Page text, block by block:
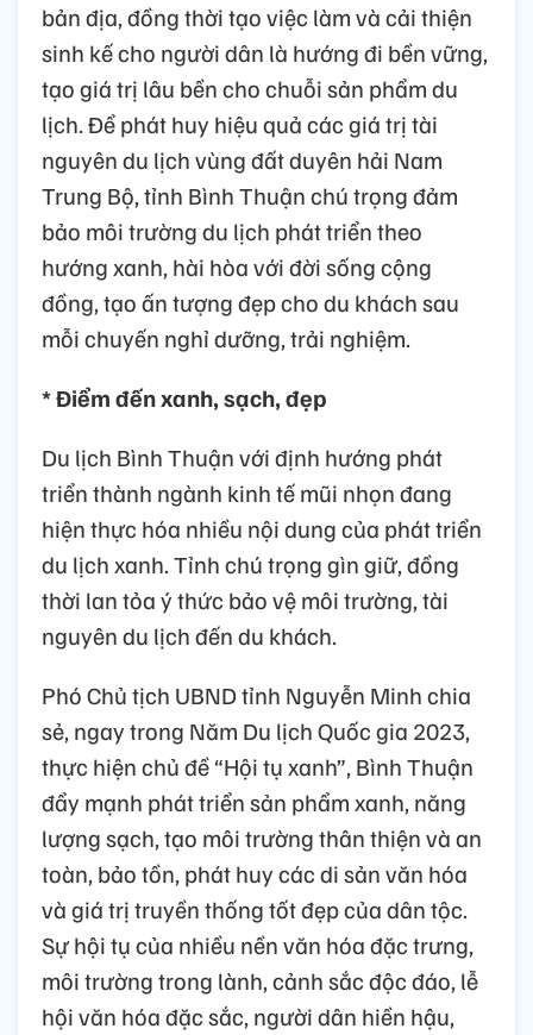
bản địa, đồng thời tạo việc làm và cải thiện
sinh kế cho người dân là hướng đi bền vững,
tạo giá trị lâu bền cho chuỗi sản phẩm du
lịch. Để phát huy hiệu quả các giá trị tài
nguyên du lịch vùng đất duyên hải Nam
Trung Bộ, tỉnh Bình Thuận chú trọng đảm
bảo môi trường du lịch phát triển theo
hướng xanh, hài hòa với đời sống cộng
đồng, tạo ấn tượng đẹp cho du khách sau
mỗi chuyến nghỉ dưỡng, trải nghiệm.
* Điểm đến xanh, sạch, đẹp
Du lịch Bình Thuận với định hướng phát
triển thành ngành kinh tế mũi nhọn đang
hiện thực hóa nhiều nội dung của phát triển
du lịch xanh. Tỉnh chú trọng gìn giữ, đồng
thời lan tỏa ý thức bảo vệ môi trường, tài
nguyên du lịch đến du khách.
Phó Chủ tịch UBND tỉnh Nguyễn Minh chia
sẻ, ngay trong Năm Du lịch Quốc gia 2023,
thực hiện chủ đề “Hội tụ xanh”, Bình Thuận
đẩy mạnh phát triển sản phẩm xanh, năng
lượng sạch, tạo môi trường thân thiện và an
toàn, bảo tồn, phát huy các di sản văn hóa
và giá trị truyền thống tốt đẹp của dân tộc.
Sự hội tụ của nhiều nền văn hóa đặc trưng,
môi trường trong lành, cảnh sắc độc đáo, lễ
hội văn hóa đặc sắc, người dân hiền hậu,